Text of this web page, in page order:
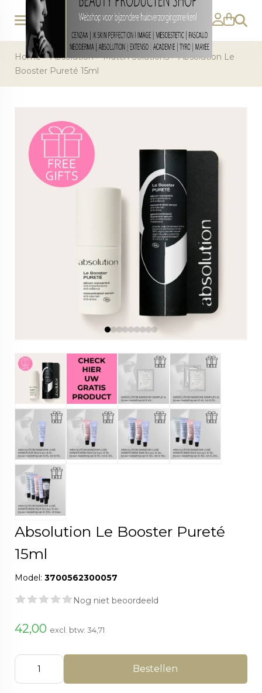
Home>Absolution>Match Solutions>Absolution Le
Booster Pureté 15ml
Absolution Le Booster Pureté
15ml
Model: 3700562300057
Nog niet beoordeeld
42,00 excl. btw: 34,71
Bestellen